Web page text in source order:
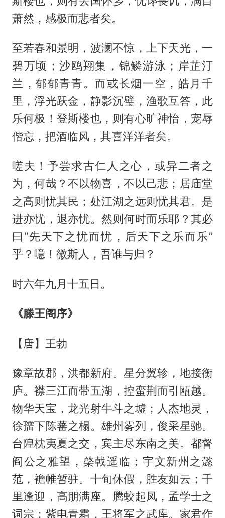
萧然，感极而悲者矣。
至若春和景明，波澜不惊，上下天光，一
碧万顷；沙鸥翔集，锦鳞游泳；岸芷汀
兰，郁郁青青。而或长烟一空，皓月千
里，浮光跃金，静影沉璧，渔歌互答，此
乐何极！登斯楼也，则有心旷神怡，宠辱
偕忘，把酒临风，其喜洋洋者矣。
嗟夫！予尝求古仁人之心，或异二者之
为，何哉？不以物喜，不以己悲；居庙堂
之高则忧其民；处江湖之远则忧其君。是
进亦忧，退亦忧。然则何时而乐耶？其必
曰“先天下之忧而忧，后天下之乐而乐”
乎？噫！微斯人，吾谁与归？
时六年九月十五日。
《滕王阁序》
【唐】王勃
豫章故郡，洪都新府。星分翼轸，地接衡
庐。襟三江而带五湖，控蛮荆而引瓯越。
物华天宝，龙光射牛斗之墟；人杰地灵，
徐孺下陈蕃之榻。雄州雾列，俊采星驰。
台隍枕夷夏之交，宾主尽东南之美。都督
阎公之雅望，棨戟遥临；宇文新州之懿
范，襜帷暂驻。十旬休假，胜友如云；千
里逢迎，高朋满座。腾蛟起凤，孟学士之
词宗；紫电青霜，王将军之武库。家君作